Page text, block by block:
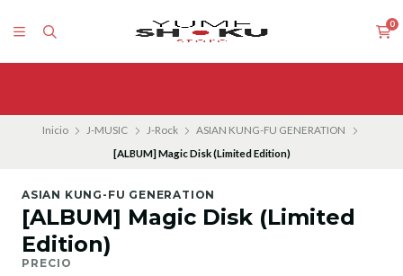
0
Inicio J-MUSIC J-Rock
ASIAN KUNG-FU GENERATION
[ALBUM] Magic Disk (Limited Edition)
ASIAN KUNG-FU GENERATION
[ALBUM] Magic Disk (Limited
Edition)
PRECIO